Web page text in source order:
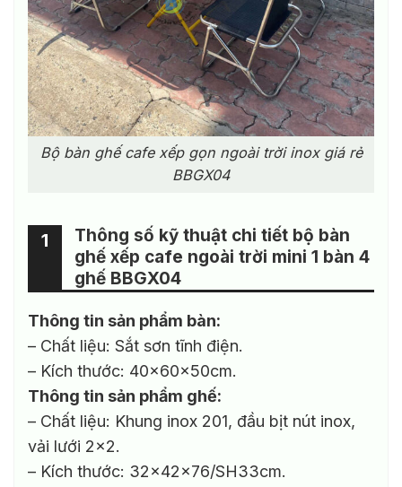
Bộ bàn ghế cafe xếp gọn ngoài trời inox giá rẻ
BBGX04
Thông số kỹ thuật chi tiết bộ bàn
ghế xếp cafe ngoài trời mini 1 bàn 4
ghế BBGX04
1
Thông tin sản phẩm bàn:
– Chất liệu: Sắt sơn tĩnh điện.
– Kích thước: 40x60x50cm.
Thông tin sản phẩm ghế:
– Chất liệu: Khung inox 201, đầu bịt nút inox,
vải lưới 2×2.
– Kích thước: 32x42x76/SH33cm.